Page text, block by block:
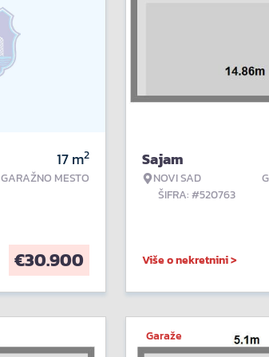
17m2
GARAŽNO MESTO
€30.900
Sajam
NOVI SAD
ŠIFRA: #520763
Više o nekretnini >
Garaže